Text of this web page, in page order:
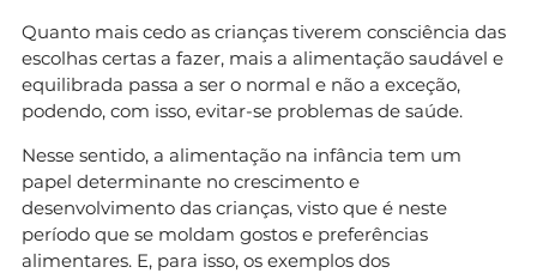
Quanto mais cedo as crianças tiverem consciência das
escolhas certas a fazer, mais a alimentação saudável e
equilibrada passa a ser o normal e não a exceção,
podendo, com isso, evitar-se problemas de saúde.
Nesse sentido, a alimentação na infância tem um
papel determinante no crescimento e
desenvolvimento das crianças, visto que é neste
período que se moldam gostos e preferências
alimentares. E, para isso, os exemplos dos